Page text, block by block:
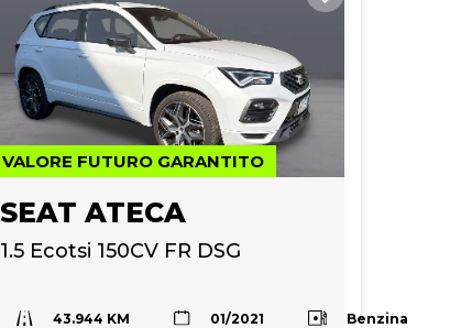
VALORE FUTURO GARANTITO
SEAT ATECA
1.5 Ecotsi 150CV FR DSG
43.944 KM 01/2021 Benzina